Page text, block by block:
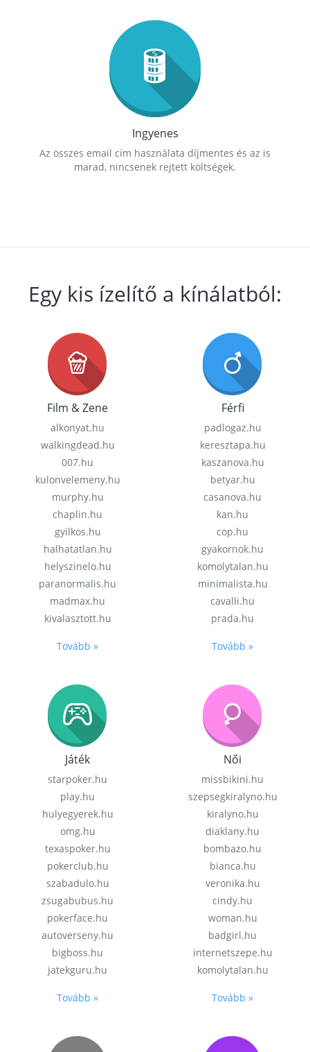
Ingyenes
Az összes email cím használata díjmentes és az is
marad, nincsenek rejtett költségek.
Egy kis ízelítő a kínálatból:
Film & Zene
alkonyat.hu
walkingdead.hu
007.hu
kulonvelemeny.hu
murphy.hu
chaplin.hu
gyilkos.hu
halhatatlan.hu
helyszinelo.hu
paranormalis.hu
madmax.hu
kivalasztott.hu
Tovább »
Férfi
padlogaz.hu
keresztapa.hu
kaszanova.hu
betyar.hu
casanova.hu
kan.hu
cop.hu
gyakornok.hu
komolytalan.hu
minimalista.hu
cavalli.hu
prada.hu
Tovább »
Játék
starpoker.hu
play.hu
hulyegyerek.hu
omg.hu
texaspoker.hu
pokerclub.hu
szabadulo.hu
zsugabubus.hu
pokerface.hu
autoverseny.hu
bigboss.hu
jatekguru.hu
Tovább »
Női
missbikini.hu
szepsegkiralyno.hu
kiralyno.hu
diaklany.hu
bombazo.hu
bianca.hu
veronika.hu
cindy.hu
woman.hu
badgirl.hu
internetszepe.hu
komolytalan.hu
Tovább »